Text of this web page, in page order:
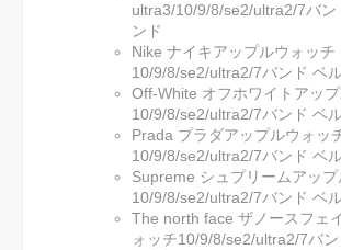
ultra3/10/9/8/se2/ultra2/7バン
ンド
Nike ナイキアップルウォッチ
10/9/8/se2/ultra2/7バンド ベ
Off-White オフホワイトアッ
10/9/8/se2/ultra2/7バンド ベ
Prada プラダアップルウォッ
10/9/8/se2/ultra2/7バンド ベ
Supreme シュプリームアッ
10/9/8/se2/ultra2/7バンド ベ
The north face ザノースフェ
ォッチ10/9/8/se2/ultra2/7バ